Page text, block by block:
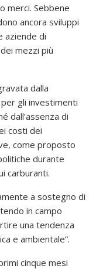
merci. Sebbene
ancora sviluppi
aziende di
mezzi più
dalla
gli investimenti
dall’assenza di
costi dei
come proposto
durante
carburanti.
a sostegno di
in campo
una tendenza
e ambientale”.
cinque mesi